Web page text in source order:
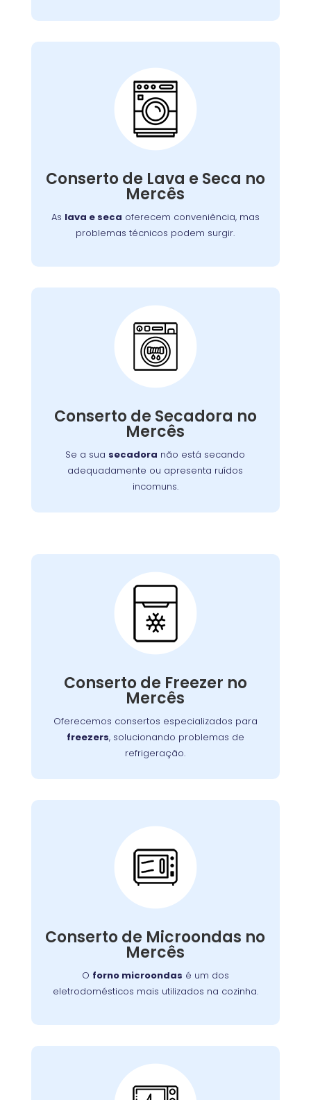
Conserto de Lava e Seca no
Mercês
As lava e seca oferecem conveniência, mas
problemas técnicos podem surgir.
Conserto de Lava e
Seca:
Nossa equipe está preparada para resolver
tenha roupas limpas e secas sem
complicações.
Conserto de Secadora no
Mercês
Se a sua secadora não está secando
adequadamente ou apresenta ruídos
incomuns.
Conserto de Secadora:
e corrigir o problema, garantindo o
funcionamento eficiente do aparelho.
Conserto de Freezer no
Mercês
Oferecemos consertos especializados para
freezers, solucionando problemas de
refrigeração.
Conserto de Freezer:
Nossos especialistas estão prontos para
ou componentes elétricos, garantindo o
congelamento adequada dos alimentos.
Conserto de Microondas no
Mercês
O forno microondas é um dos
eletrodomésticos mais utilizados na cozinha.
Conserto de
Microondas:
Se o seu aparelho apresenta problemas como
equipe está preparada para consertá-lo com
eficiência, garantindo sua funcionalidade no